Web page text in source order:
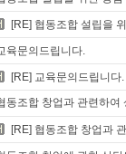
[RE] 협동조합 설립을
육문의드립니다.
[RE] 교육문의드립니다.
동조합 창업과 관련하여
[RE] 협동조합 창업과